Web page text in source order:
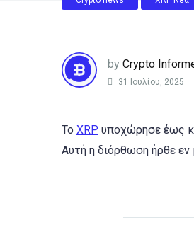
by Crypto
31 Ιουλίου, 2025
Το XRP υποχώρησε έως
Αυτή η διόρθωση ήρθε εν